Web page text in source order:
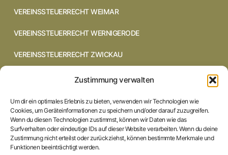
Zustimmung verwalten
Um dir ein optimales Erlebnis zu bieten, verwenden wir Technologien wie
Cookies, um Geräteinformationen zu speichern und/oder darauf zuzugreifen.
Wenn du diesen Technologien zustimmst, können wir Daten wie das
Surfverhalten oder eindeutige IDs auf dieser Website verarbeiten. Wenn du deine
Zustimmung nicht erteilst oder zurückziehst, können bestimmte Merkmale und
Funktionen beeinträchtigt werden.
VEREINSSTEUERRECHT WEIMAR
VEREINSSTEUERRECHT WERNIGERODE
VEREINSSTEUERRECHT ZWICKAU
VEREINSSTEUERRECHT CHEMNITZ
VEREINSSTEUERRECHT DRESDEN
VEREINSSTEUERRECHT COTTBUS
VEREINSSTEUERRECHT IN BRAUNSCHWEIG